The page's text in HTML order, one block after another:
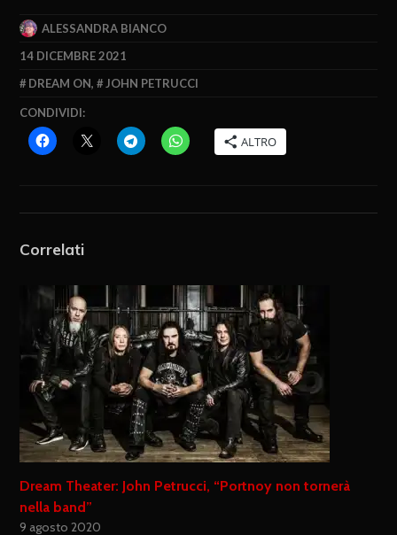
ALESSANDRA BIANCO
14 DICEMBRE 2021
DREAM ON, JOHN PETRUCCI
CONDIVIDI:
ALTRO
Correlati
Dream Theater: John Petrucci, “Portnoy non tornerà
nella band”
9 agosto 2020